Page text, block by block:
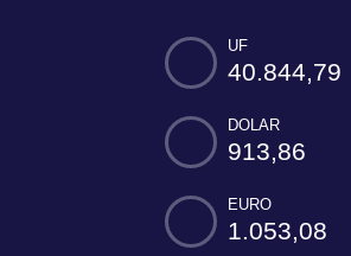
UF
40.844,79
DOLAR
913,86
EURO
1.053,08